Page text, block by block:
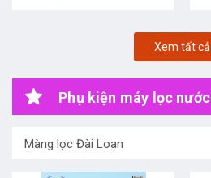
Xem tất cả
Phụ kiện máy lọc nước
Màng lọc Đài Loan